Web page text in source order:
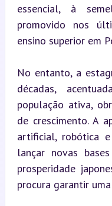
essencial, à
promovido nos
ensino superior em
No entanto, a
décadas,
população ativa,
de crescimento. A
artificial, robótica
lançar novas
prosperidade
procura garantir